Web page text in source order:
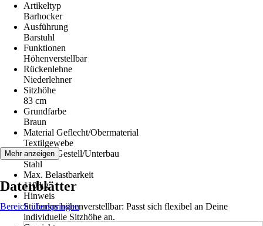
Artikeltyp
Barhocker
Ausführung
Barstuhl
Funktionen
Höhenverstellbar
Rückenlehne
Niederlehner
Sitzhöhe
83 cm
Grundfarbe
Braun
Material Geflecht/Obermaterial
Textilgewebe
Material Gestell/Unterbau
Stahl
Max. Belastbarkeit
110 kg
Hinweis
Stufenlos höhenverstellbar: Passt sich flexibel an Deine
individuelle Sitzhöhe an.
Mehr anzeigen
Datenblätter
Bereich überspringen